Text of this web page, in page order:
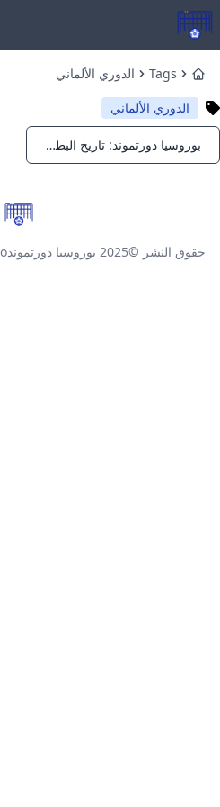
Home
Tags
الدوري الألماني
الدوري الألماني
Notifications بوروسيا دورتموند: تاريخ البطولات والشغف الكروي
حقوق النشر ©2025 بوروسيا دورتموندGoGoGo